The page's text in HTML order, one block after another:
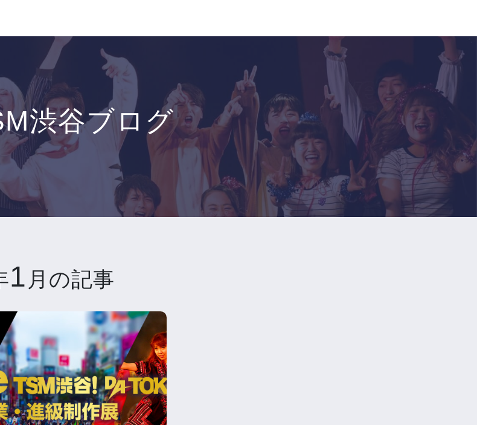
渋谷ブログ
1 月の記事